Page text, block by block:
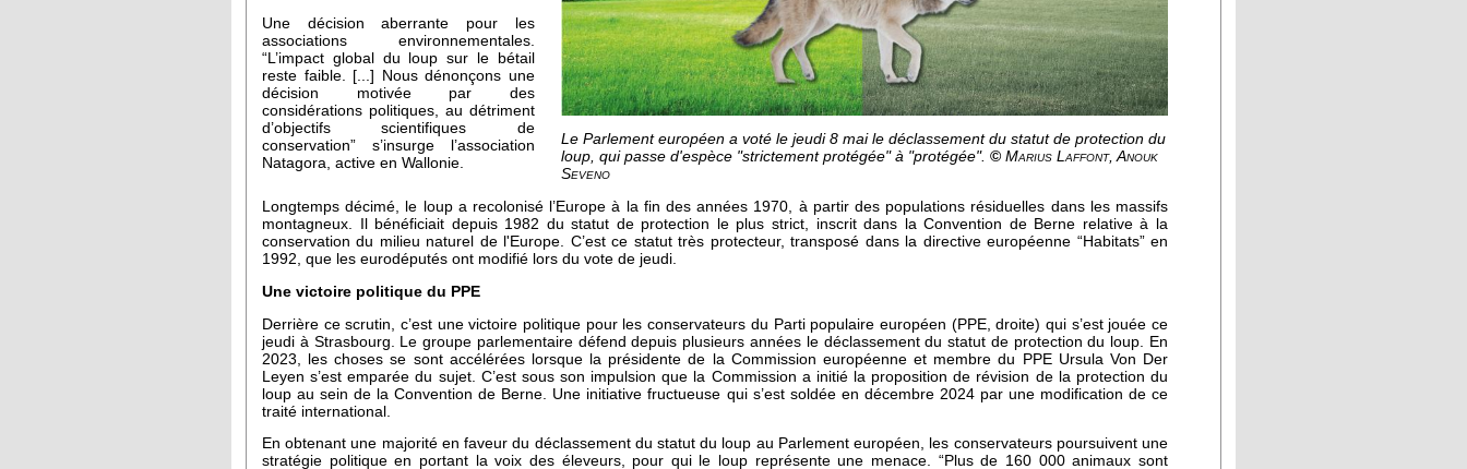
Une décision aberrante pour les
associations environnementales.
“L’impact global du loup sur le bétail
reste faible. [...] Nous dénonçons une
décision motivée par des
considérations politiques, au détriment
d’objectifs scientifiques de
conservation” s’insurge l’association
Natagora, active en Wallonie.
Le Parlement européen a voté le jeudi 8 mai le déclassement du statut de protection du
loup, qui passe d'espèce "strictement protégée" à "protégée". © Marius Laffont, Anouk
Seveno
Longtemps décimé, le loup a recolonisé l’Europe à la fin des années 1970, à partir des populations résiduelles dans les massifs
montagneux. Il bénéficiait depuis 1982 du statut de protection le plus strict, inscrit dans la Convention de Berne relative à la
conservation du milieu naturel de l'Europe. C’est ce statut très protecteur, transposé dans la directive européenne “Habitats” en
1992, que les eurodéputés ont modifié lors du vote de jeudi.
Une victoire politique du PPE
Derrière ce scrutin, c’est une victoire politique pour les conservateurs du Parti populaire européen (PPE, droite) qui s’est jouée ce
jeudi à Strasbourg. Le groupe parlementaire défend depuis plusieurs années le déclassement du statut de protection du loup. En
2023, les choses se sont accélérées lorsque la présidente de la Commission européenne et membre du PPE Ursula Von Der
Leyen s’est emparée du sujet. C’est sous son impulsion que la Commission a initié la proposition de révision de la protection du
loup au sein de la Convention de Berne. Une initiative fructueuse qui s’est soldée en décembre 2024 par une modification de ce
traité international.
En obtenant une majorité en faveur du déclassement du statut du loup au Parlement européen, les conservateurs poursuivent une
stratégie politique en portant la voix des éleveurs, pour qui le loup représente une menace. “Plus de 160 000 animaux sont